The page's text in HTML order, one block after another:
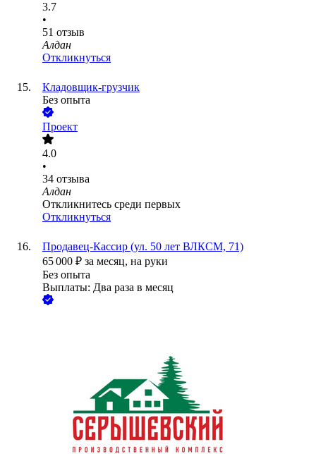
3.7
•
51 отзыв
Алдан
Откликнуться
Кладовщик-грузчик
Без опыта
Проект
4.0
•
34 отзыва
Алдан
Откликнитесь среди первых
Откликнуться
Продавец-Кассир (ул. 50 лет ВЛКСМ, 71)
65 000 ₽ за месяц, на руки
Без опыта
Выплаты: Два раза в месяц